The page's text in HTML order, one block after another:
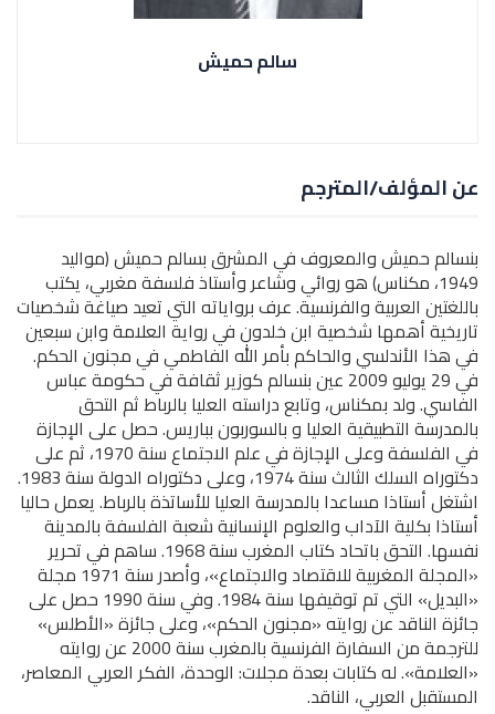
سالم حميش
عن المؤلف/المترجم
بنسالم حميش والمعروف في المشرق بسالم حميش (مواليد
1949، مكناس) هو روائي وشاعر وأستاذ فلسفة مغربي، يكتب
باللغتين العربية والفرنسية. عرف برواياته التي تعيد صياغة شخصيات
تاريخية أهمها شخصية ابن خلدون في رواية العلامة وابن سبعين
في هذا الأندلسي والحاكم بأمر الله الفاطمي في مجنون الحكم.
في 29 يوليو 2009 عين بنسالم كوزير ثقافة في حكومة عباس
الفاسي. ولد بمكناس، وتابع دراسته العليا بالرباط ثم التحق
بالمدرسة التطبيقية العليا و بالسوربون بباريس. حصل على الإجازة
في الفلسفة وعلى الإجازة في علم الاجتماع سنة 1970، ثم على
دكتوراه السلك الثالث سنة 1974، وعلى دكتوراه الدولة سنة 1983.
اشتغل أستاذا مساعدا بالمدرسة العليا للأساتذة بالرباط. يعمل حاليا
أستاذا بكلية الآداب والعلوم الإنسانية شعبة الفلسفة بالمدينة
نفسها. التحق باتحاد كتاب المغرب سنة 1968. ساهم في تحرير
«المجلة المغربية للاقتصاد والاجتماع»، وأصدر سنة 1971 مجلة
«البديل» التي تم توقيفها سنة 1984. وفي سنة 1990 حصل على
جائزة الناقد عن روايته «مجنون الحكم»، وعلى جائزة «الأطلس»
للترجمة من السفارة الفرنسية بالمغرب سنة 2000 عن روايته
«العلامة». له كتابات بعدة مجلات: الوحدة، الفكر العربي المعاصر،
المستقبل العربي، الناقد.